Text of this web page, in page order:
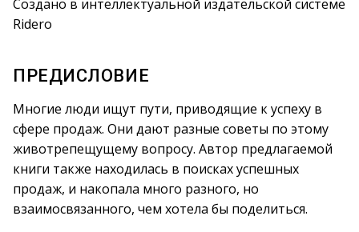
Создано в интеллектуальной издательской системе
Ridero
ПРЕДИСЛОВИЕ
Многие люди ищут пути, приводящие к успеху в
сфере продаж. Они дают разные советы по этому
животрепещущему вопросу. Автор предлагаемой
книги также находилась в поисках успешных
продаж, и накопала много разного, но
взаимосвязанного, чем хотела бы поделиться.